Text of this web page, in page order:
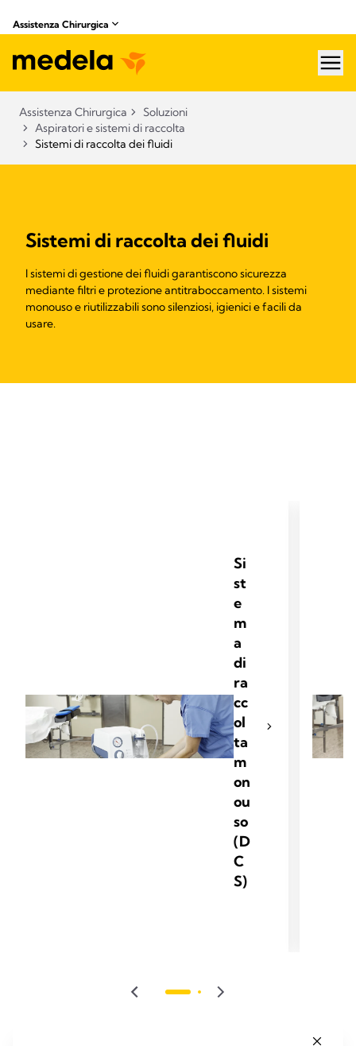
Assistenza Chirurgica
Assistenza Chirurgica
Soluzioni
Aspiratori e sistemi di raccolta​
Sistemi di raccolta dei fluidi
Sistemi di raccolta dei fluidi
I sistemi di gestione dei fluidi garantiscono sicurezza
mediante filtri e protezione antitraboccamento. I sistemi
monouso e riutilizzabili sono silenziosi, igienici e facili da
usare.
Si
st
e
m
a
di
ra
cc
ol
ta
m
on
ou
so
(D
C
S)